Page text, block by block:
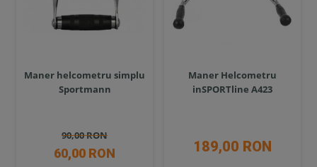
Maner helcometru simplu
Sportmann
90,00 RON
60,00 RON
Maner Helcometru
inSPORTline A423
189,00 RON